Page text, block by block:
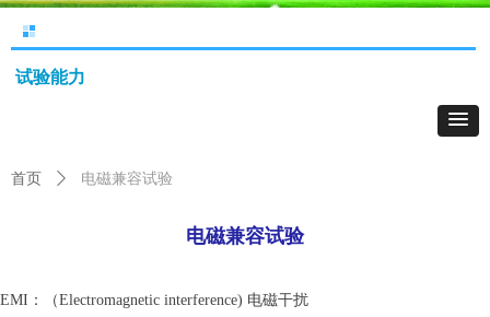
电磁兼容试验
EMI：（Electromagnetic interference) 电磁干扰
试验能力
首页 ꄲ 电磁兼容试验